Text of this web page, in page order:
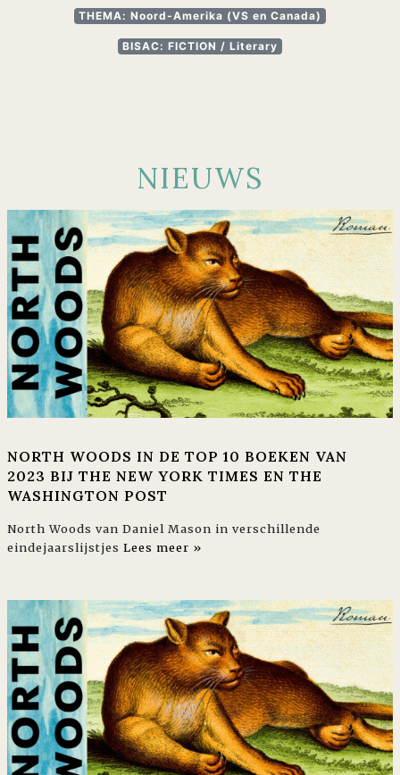
THEMA: Noord-Amerika (VS en Canada)
BISAC: FICTION / Literary
NIEUWS
NORTH WOODS IN DE TOP 10 BOEKEN VAN
2023 BIJ THE NEW YORK TIMES EN THE
WASHINGTON POST
North Woods van Daniel Mason in verschillende
eindejaarslijstjes Lees meer »